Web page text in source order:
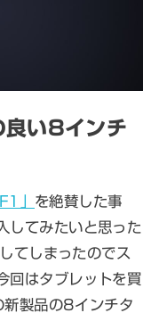
い8インチ
」 を絶賛した事
してみたいと思った
てしまったのでス
回はタブレットを買
製品の8インチタ